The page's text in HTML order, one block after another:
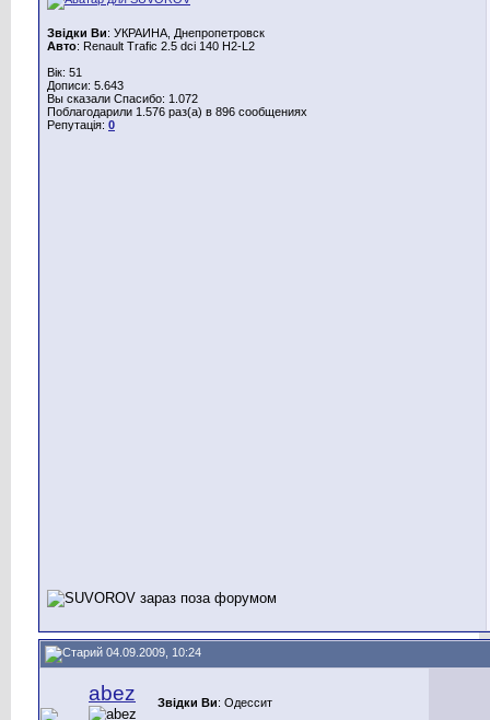
Звідки Ви: УКРАИНА, Днепропетровск
Авто: Renault Trafic 2.5 dci 140 H2-L2
Вік: 51
Дописи: 5.643
Вы сказали Спасибо: 1.072
Поблагодарили 1.576 раз(а) в 896 сообщениях
Репутація: 0
04.09.2009, 10:24
abez Звідки Ви: Одессит